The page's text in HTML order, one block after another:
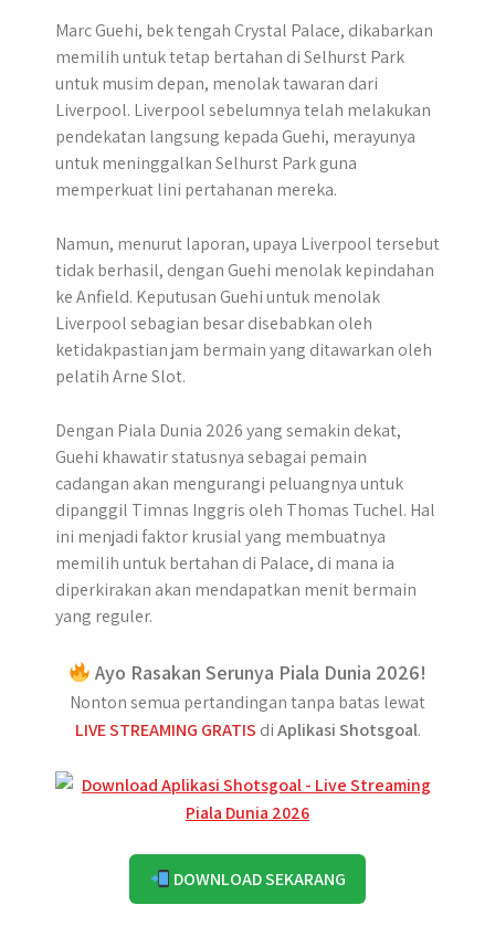
Marc Guehi, bek tengah Crystal Palace, dikabarkan
memilih untuk tetap bertahan di Selhurst Park
untuk musim depan, menolak tawaran dari
Liverpool. Liverpool sebelumnya telah melakukan
pendekatan langsung kepada Guehi, merayunya
untuk meninggalkan Selhurst Park guna
memperkuat lini pertahanan mereka.
Namun, menurut laporan, upaya Liverpool tersebut
tidak berhasil, dengan Guehi menolak kepindahan
ke Anfield. Keputusan Guehi untuk menolak
Liverpool sebagian besar disebabkan oleh
ketidakpastian jam bermain yang ditawarkan oleh
pelatih Arne Slot.
Dengan Piala Dunia 2026 yang semakin dekat,
Guehi khawatir statusnya sebagai pemain
cadangan akan mengurangi peluangnya untuk
dipanggil Timnas Inggris oleh Thomas Tuchel. Hal
ini menjadi faktor krusial yang membuatnya
memilih untuk bertahan di Palace, di mana ia
diperkirakan akan mendapatkan menit bermain
yang reguler.
Ayo Rasakan Serunya Piala Dunia 2026!
Nonton semua pertandingan tanpa batas lewat
LIVE STREAMING GRATIS diAplikasi Shotsgoal.
DOWNLOAD SEKARANG